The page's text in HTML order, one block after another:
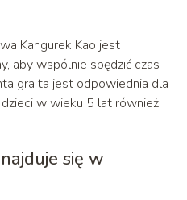
Kangurek Kao jest
aby wspólnie spędzić czas
gra ta jest odpowiednia dla
w wieku 5 lat również
się w